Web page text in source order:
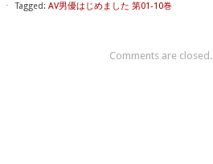
⋅ Tagged: AV男優はじめました 第01-10巻
Comments are closed.